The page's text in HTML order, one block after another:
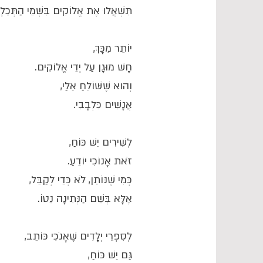
תִּשְׁאֲלוּ אֶת אֱלוֹקִים בִּשְׁמֵי
יוֹתֵר מִכָּךְ,
חָשׁ מוּגָן עַל יְדֵי אֱלוֹקִים.
וְהוּא שֶׁשּׁוֹלֵחַ אֵלַי,
אֲנָשִׁים כִּלְבָבִי.
לְשִׁירִים יֵשׁ כּוֹחַ,
זֹאת אָנוֹכִי יוֹדֵעַ.
כְּמִי שֶׁנּוֹתֵן, לֹא כְּדֵי לְקַבֵּל,
אֶלָּא בְּשֵׁם הַנְּתִינָה נֵטוֹ.
לְסִפְרֵי יְלָדִים שֶׁאָנֹכִי כּוֹתֵב,
גַּם יֵשׁ כּוֹחַ,